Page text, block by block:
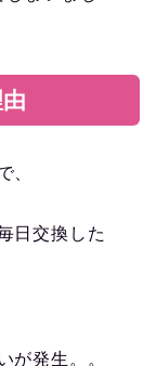
、
日交換した
が発生。。